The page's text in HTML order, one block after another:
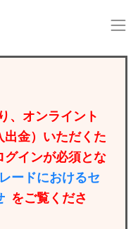
、オンライント
出金）いただくた
グインが必須とな
ードにおけるセ
をご覧くださ